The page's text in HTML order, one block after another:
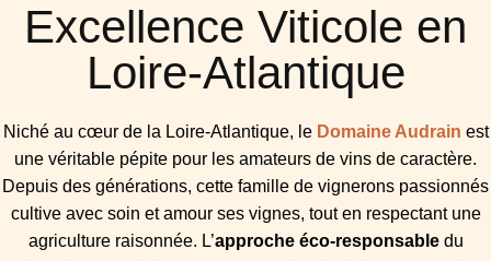
Excellence Viticole en
Loire-Atlantique
Niché au cœur de la Loire-Atlantique, le Domaine Audrain est
une véritable pépite pour les amateurs de vins de caractère.
Depuis des générations, cette famille de vignerons passionnés
cultive avec soin et amour ses vignes, tout en respectant une
agriculture raisonnée. L’approche éco-responsabledu